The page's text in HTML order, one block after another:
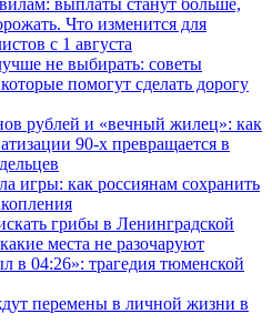
Что изменится для
с 1 августа
не выбирать: советы
помогут сделать дорогу
рублей и «вечный жилец»: как
90-х превращается в
игры: как россиянам сохранить
грибы в Ленинградской
места не разочаруют
в 04:26»: трагедия тюменской
перемены в личной жизни в